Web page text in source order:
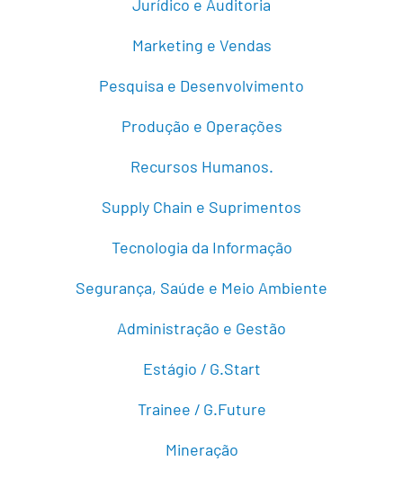
Jurídico e Auditoria
Marketing e Vendas
Pesquisa e Desenvolvimento
Produção e Operações
Recursos Humanos.
Supply Chain e Suprimentos
Tecnologia da Informação
Segurança, Saúde e Meio Ambiente
Administração e Gestão
Estágio / G.Start
Trainee / G.Future
Mineração